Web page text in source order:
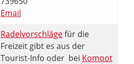
Email
Radelvorschlägefür die
Freizeit gibt es aus der
Tourist-Info oder bei Komoot